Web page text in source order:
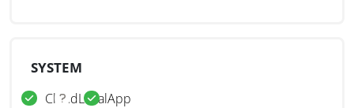
SYSTEM
CloudLokalApp